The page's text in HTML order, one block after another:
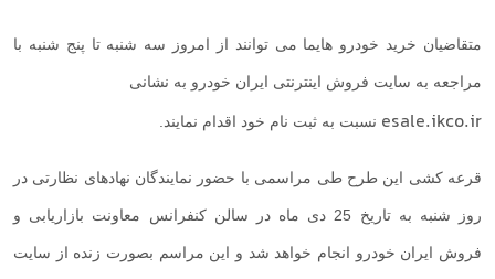
متقاضیان خرید خودرو هایما می توانند از امروز سه شنبه تا پنج شنبه با
مراجعه به سایت فروش اینترنتی ایران خودرو به نشانی
esale.ikco.ir نسبت به ثبت نام خود اقدام نمایند.
قرعه کشی این طرح طی مراسمی با حضور نمایندگان نهادهای نظارتی در
روز شنبه به تاریخ 25 دی ماه در سالن کنفرانس معاونت بازاریابی و
فروش ایران خودرو انجام خواهد شد و این مراسم بصورت زنده از سایت